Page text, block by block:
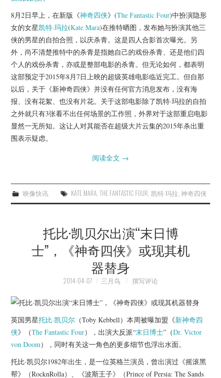
8月2日早上，在新版《神奇四侠》(The Fantastic Four)中扮演隐形
女的女星凯特·玛拉(Kate Mara)在推特晒图，发布她与扮演其他三
侠的男星的自拍合照，以庆杀青。这是四人合影首次曝光。另
外，尚不清楚推特中的杀青是指她自己的戏份杀青、还是他们四
个人的戏份杀青，亦或是整部电影的杀青。但无论如何，都表明
这部预定于2015年8月7日上映的超级英雄电影临近完工。但自那
以后，关于《新神奇四侠》并没有任何官方消息发布，没有海
报、没有花絮、也没有片花。关于这部电影除了凯特·玛拉的自拍
之外就只有3张看不出任何场景的工作照，外界对于这部重启电影
显然一无所知。这让人对其能否在超级大片云集的2015年杀出重
围表示疑虑。
阅读全文 →
映像快讯 KATE MARA, THE FANTASTIC FOUR, 凯特·玛拉, 神奇四侠
托比·凯贝尔出演“末日博
士”，《神奇四侠》或现其机
器替身
2014-04-07 三月鸟 撰写评论
英国男星托比·凯贝尔 （Toby Kebbell）本周被曝加盟《新神奇四
侠》（The Fantastic Four），出演大反派“末日博士”（Dr. Victor
von Doom），同时有关这一角色的更多细节也浮出水面。
托比·凯贝尔1982年出生，是一位英格兰演员，曾出演过《摇滚黑
帮》（RocknRolla）、《波斯王子》（Prince of Persia: The Sands